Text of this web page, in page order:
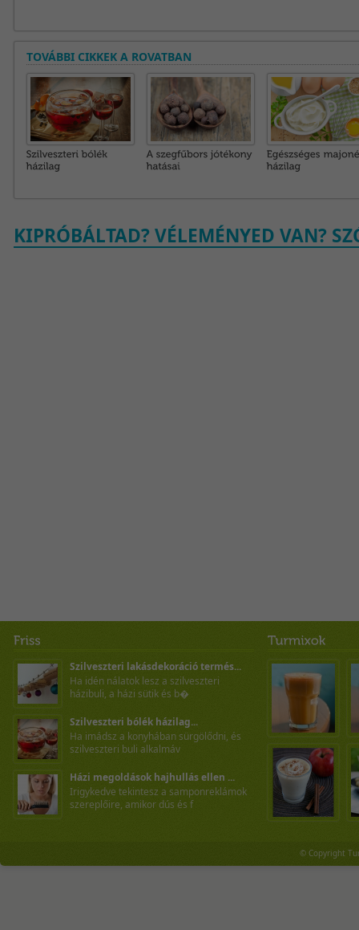
TOVÁBBI CIKKEK A ROVATBAN
KIPRÓBÁLTAD? VÉLEMÉNYED VAN?
Szilveszteri lakásdekoráció termés...
Ha idén nálatok lesz a szilveszteri
házibuli, a házi sütik és b�
Szilveszteri bólék házilag...
Ha imádsz a konyhában sürgölődni, és
szilveszteri buli alkalmáv
Házi megoldások hajhullás ellen ...
Irigykedve tekintesz a samponreklámok
szereplőire, amikor dús és f
© Copyright